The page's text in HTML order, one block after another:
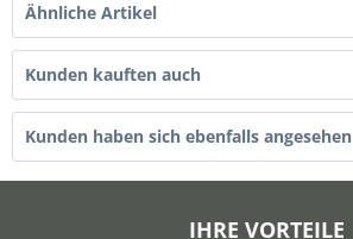
Ähnliche Artikel
Kunden kauften auch
Kunden haben sich ebenfalls angesehen
IHRE VORTEILE